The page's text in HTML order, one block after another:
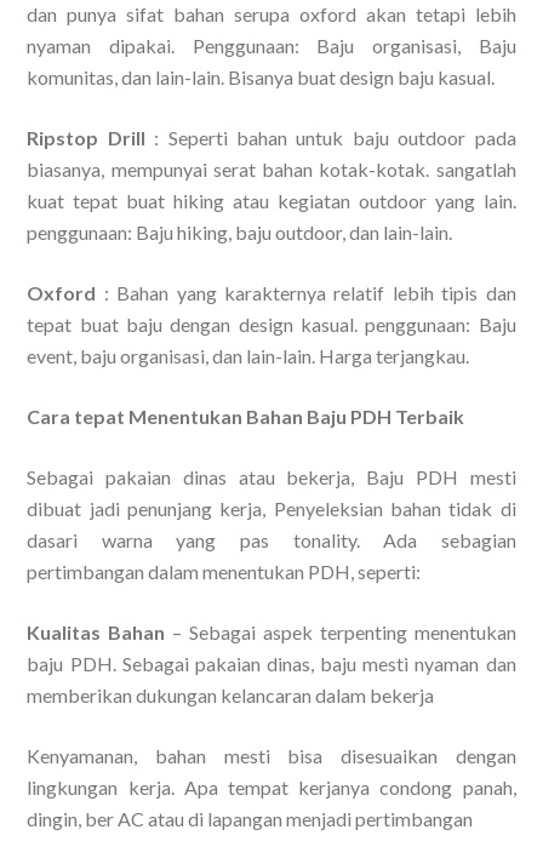
dan punya sifat bahan serupa oxford akan tetapi lebih
nyaman dipakai. Penggunaan: Baju organisasi, Baju
komunitas, dan lain-lain. Bisanya buat design baju kasual.
Ripstop Drill : Seperti bahan untuk baju outdoor pada
biasanya, mempunyai serat bahan kotak-kotak. sangatlah
kuat tepat buat hiking atau kegiatan outdoor yang lain.
penggunaan: Baju hiking, baju outdoor, dan lain-lain.
Oxford : Bahan yang karakternya relatif lebih tipis dan
tepat buat baju dengan design kasual. penggunaan: Baju
event, baju organisasi, dan lain-lain. Harga terjangkau.
Cara tepat Menentukan Bahan Baju PDH Terbaik
Sebagai pakaian dinas atau bekerja, Baju PDH mesti
dibuat jadi penunjang kerja, Penyeleksian bahan tidak di
dasari warna yang pas tonality. Ada sebagian
pertimbangan dalam menentukan PDH, seperti:
Kualitas Bahan – Sebagai aspek terpenting menentukan
baju PDH. Sebagai pakaian dinas, baju mesti nyaman dan
memberikan dukungan kelancaran dalam bekerja
Kenyamanan, bahan mesti bisa disesuaikan dengan
lingkungan kerja. Apa tempat kerjanya condong panah,
dingin, ber AC atau di lapangan menjadi pertimbangan